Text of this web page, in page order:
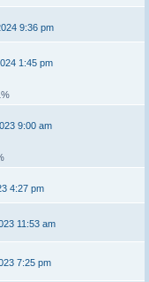
9:36 pm
1:45 pm
9:00 am
4:27 pm
11:53 am
7:25 pm